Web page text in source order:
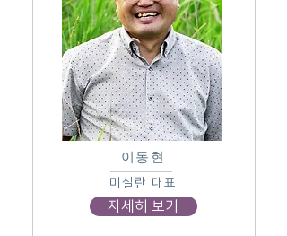
이동현
미실란 대표
자세히 보기